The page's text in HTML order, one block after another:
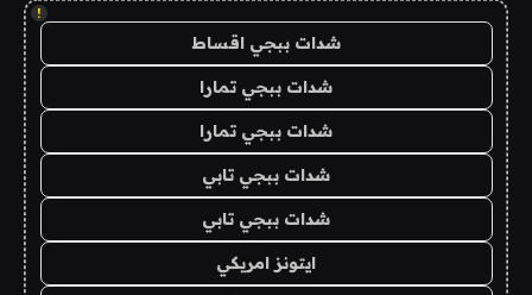
!
شدات ببجي اقساط
شدات ببجي تمارا
شدات ببجي تمارا
شدات ببجي تابي
شدات ببجي تابي
ايتونز امريكي